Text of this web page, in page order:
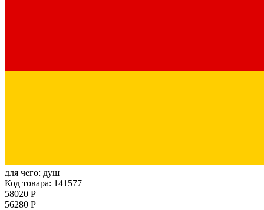
для чего: душ
Код товара: 141577
58020 Р
56280 Р